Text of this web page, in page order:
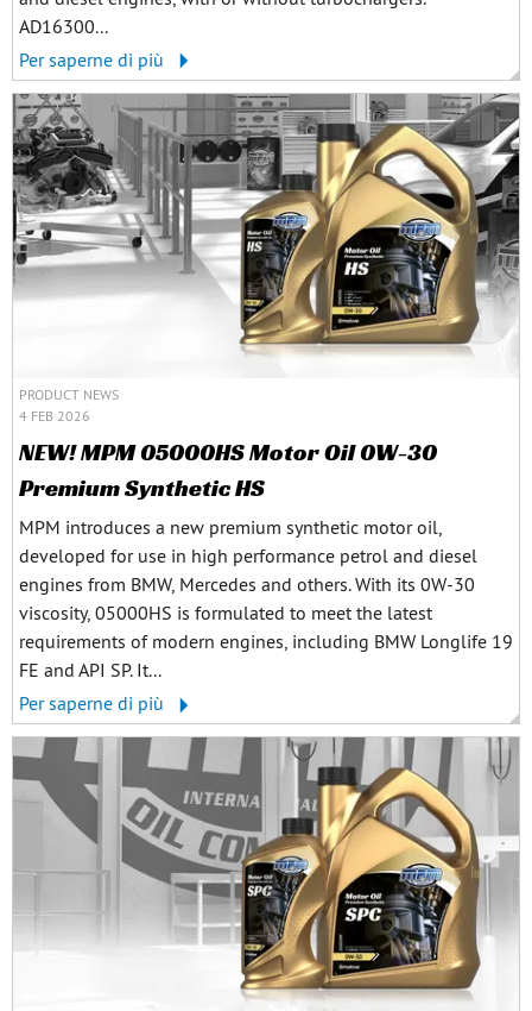
AD16300...
Per saperne di più
PRODUCT NEWS
4 FEB 2026
NEW! MPM 05000HS Motor Oil 0W-30
Premium Synthetic HS
MPM introduces a new premium synthetic motor oil,
developed for use in high performance petrol and diesel
engines from BMW, Mercedes and others. With its 0W-30
viscosity, 05000HS is formulated to meet the latest
requirements of modern engines, including BMW Longlife 19
FE and API SP. It...
Per saperne di più